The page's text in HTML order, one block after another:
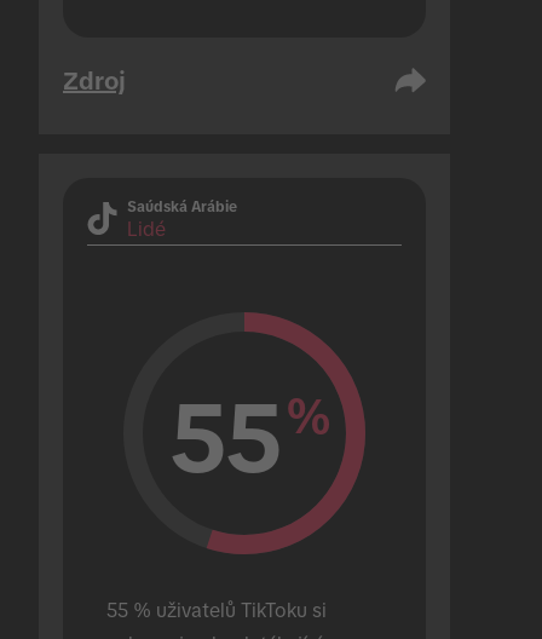
Zdroj
Saúdská Arábie
Lidé
55%
55 % uživatelů TikToku si